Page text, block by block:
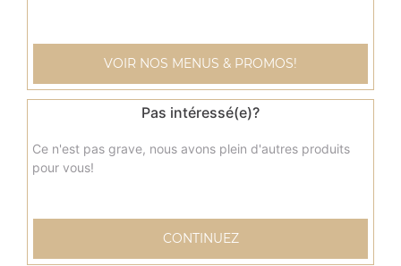
nordique
Base crème fraîche, fromage, saumon, olives
17.90€
VOIR NOS MENUS & PROMOS!
Pas intéressé(e)?
Ce n'est pas grave, nous avons plein d'autres produits
pour vous!
CONTINUEZ